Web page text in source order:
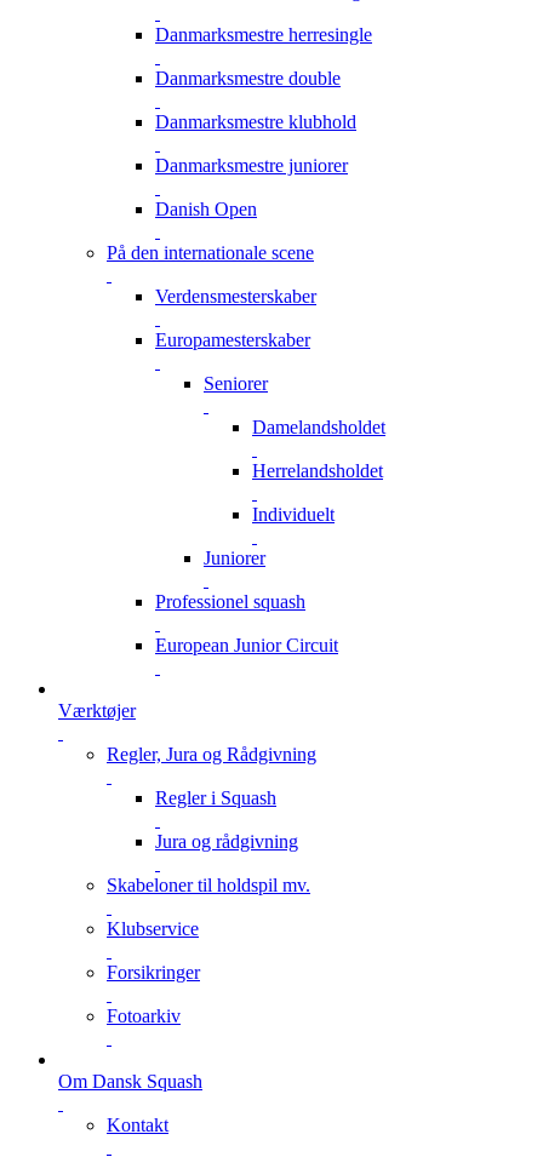
Danmarksmestre herresingle
Danmarksmestre double
Danmarksmestre klubhold
Danmarksmestre juniorer
Danish Open
På den internationale scene
Verdensmesterskaber
Europamesterskaber
Seniorer
Damelandsholdet
Herrelandsholdet
Individuelt
Juniorer
Professionel squash
European Junior Circuit
Værktøjer
Regler, Jura og Rådgivning
Regler i Squash
Jura og rådgivning
Skabeloner til holdspil mv.
Klubservice
Forsikringer
Fotoarkiv
Om Dansk Squash
Kontakt